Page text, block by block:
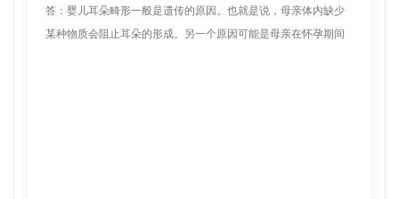
答：婴儿耳朵畸形一般是遗传的原因。也就是说，母亲体内缺少
某种物质会阻止耳朵的形成。另一个原因可能是母亲在怀孕期间